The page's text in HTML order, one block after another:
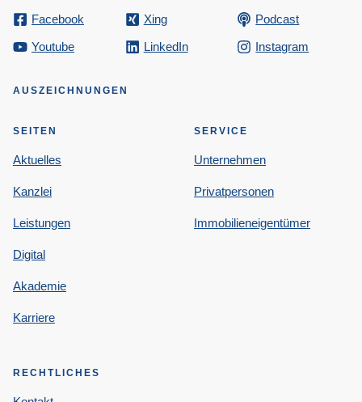
Facebook Xing
Podcast
Youtube
LinkedIn Instagram
AUSZEICHNUNGEN
SEITEN
Aktuelles
Kanzlei
Leistungen
Digital
Akademie
Karriere
SERVICE
Unternehmen
Privatpersonen
Immobilieneigentümer
RECHTLICHES